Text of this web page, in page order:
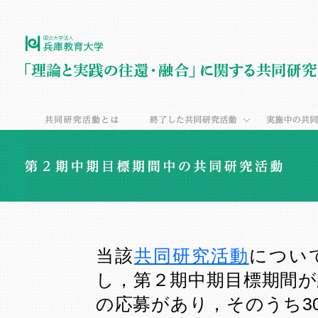
当該共同研究活動につい
し，第２期中期目標期間
の応募があり，そのうち